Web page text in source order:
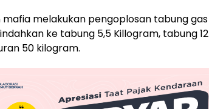
melakukan pengoplosan tabung gas
ke tabung 5,5 Killogram, tabung 12
50 kilogram.